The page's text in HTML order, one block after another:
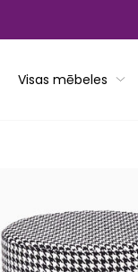
Visas mēbeles